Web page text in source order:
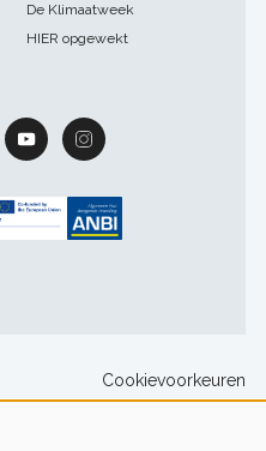
De Klimaatweek
HIER opgewekt
Youtube Instagram
Cookievoorkeuren